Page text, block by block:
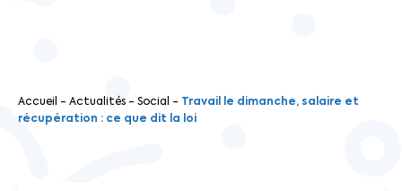
Accueil - Actualités - Social - Travail le dimanche, salaire et
récupération : ce que dit la loi